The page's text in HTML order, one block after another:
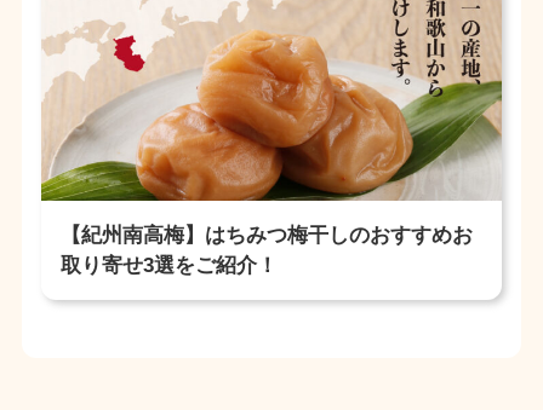
【紀州南高梅】はちみつ梅干しのおすすめお
取り寄せ3選をご紹介！